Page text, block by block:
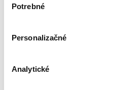
nám pomohlo, keby sme
súhlasu
Potrebné
Personalizačné
Analytické
Bestsellery